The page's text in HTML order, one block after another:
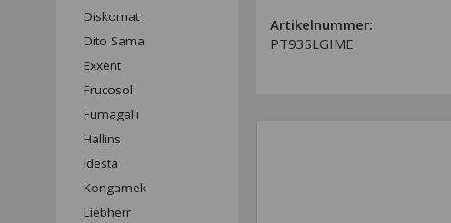
Diskomat
Dito Sama
Exxent
Frucosol
Fumagalli
Hallins
Idesta
Kongamek
Liebherr
Artikelnummer:
PT93SLGIME